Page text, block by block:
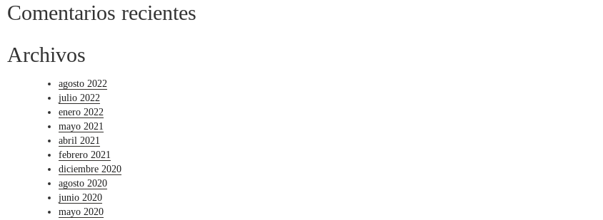
Comentarios recientes
Archivos
agosto 2022
julio 2022
enero 2022
mayo 2021
abril 2021
febrero 2021
diciembre 2020
agosto 2020
junio 2020
mayo 2020